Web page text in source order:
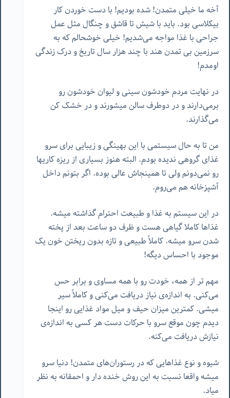
آخه ما خیلی متمدن! شده بودیم! با دست خوردن کار
بیکلاسی بود. باید با شیش تا قاشق و چنگال مثل عمل
جراحی با غذا مواجه می‌شدیم! خیلی خوشحالم که به
سرزمین بی تمدن هند با چند هزار سال تاریخ و درک زندگی
اومدم!
در نهایت مردم خودشون سینی و لیوان خودشون رو
برمی‌دارند و در دوطرف سالن میشورند و در خشک کن
می‌گذارند.
من تا به حال سیستمی با این بهینگی و زیبایی برای سرو
غذای گروهی ندیده بودم. البته هنوز بسیاری از ریزه کاریها
رو نمی‌دونم ولی تا همینجاش عالی بوده. اگر بتونم داخل
آشپزخانه هم می‌روم.
در این سیستم به غذا و طبیعت احترام گذاشته میشه.
غذاها کاملا گیاهی هست و ظرف دو ساعت بعد از پخته
شدن سرو میشه. کاملاً طبیعی و تازه بدون ریختن خون یک
موجود با احساس دیگه!
مهم تر از همه، خودت رو با همه مساوی و برابر حس
می‌کنی. به اندازه‌ی نیاز دریافت می‌کنی و کاملاً سیر
میشی. کمترین میزان حیف و میل مواد غذایی رو اینجا
دیدم چون موقع سرو با حرکات دست هر کسی به اندازه‌ی
نیازش دریافت می‌کنه.
شیوه و نوع غذاهایی که در رستوران‌های متمدن! دنیا سرو
میشه واقعا نسبت به این روش خنده دار و احمقانه به نظر
میاد.